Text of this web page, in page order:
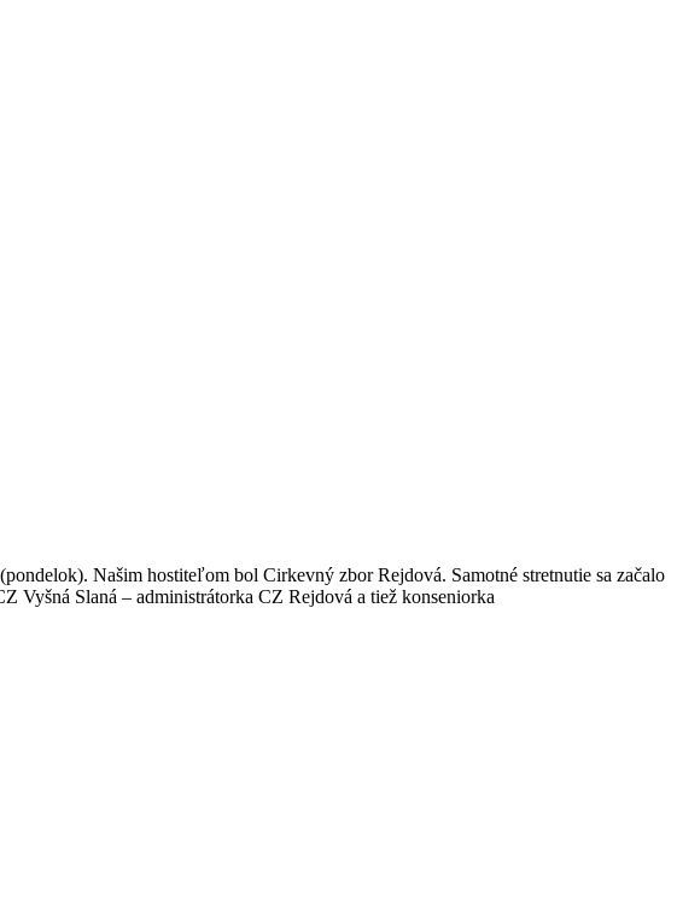
Našim hostiteľom bol Cirkevný zbor Rejdová. Samotné stretnutie sa začalo
Vyšná Slaná – administrátorka CZ Rejdová a tiež konseniorka